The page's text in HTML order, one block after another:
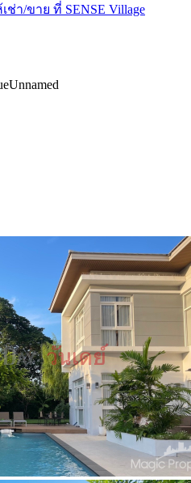
า/ขาย ที่ SENSE Village
Unnamed